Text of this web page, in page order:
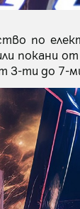
по
покани
3-ти до 7-